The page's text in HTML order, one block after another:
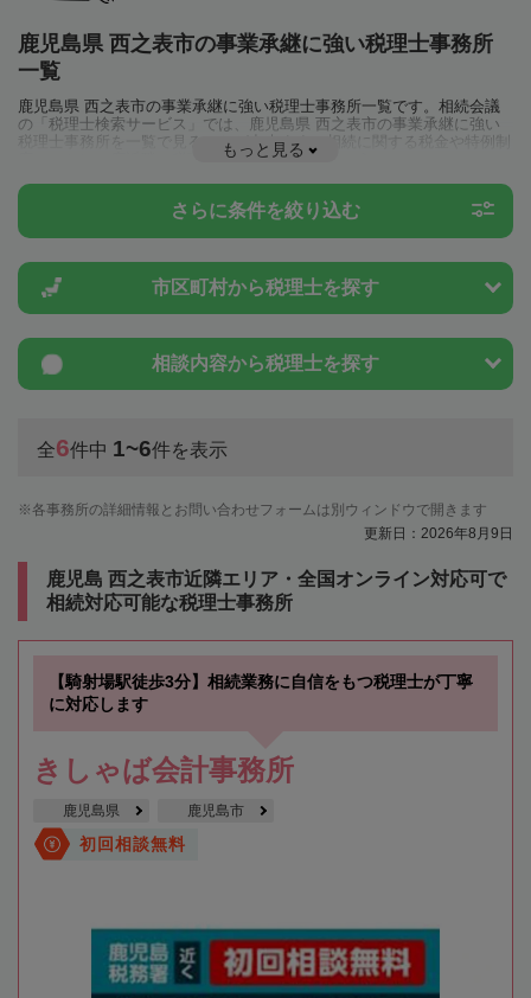
鹿児島県 西之表市の事業承継に強い税理士事務所
一覧
鹿児島県 西之表市の事業承継に強い税理士事務所一覧です。相続会議
の「税理士検索サービス」では、鹿児島県 西之表市の事業承継に強い
税理士事務所を一覧で見ることが出来ます。相続に関する税金や特例制
度のことは一度近隣の税理士に相談してみましょう。
もっと見る
さらに条件を絞り込む
市区町村から税理士を探す
相談内容から税理士を探す
全6件中 1~6件を表示
各事務所の詳細情報とお問い合わせフォームは別ウィンドウで開きます
更新日：2026年8月9日
鹿児島 西之表市近隣エリア・全国オンライン対応可で
相続対応可能な税理士事務所
【騎射場駅徒歩3分】相続業務に自信をもつ税理士が丁寧
に対応します
きしゃば会計事務所
鹿児島県 鹿児島市
初回相談無料